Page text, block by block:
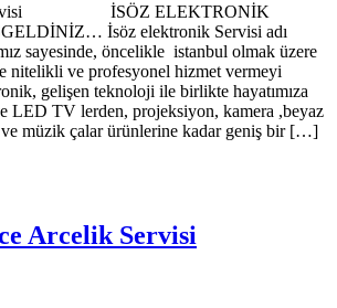
Servisi İSÖZ ELEKTRONİK
İsöz elektronik Servisi adı
sayesinde, öncelikle istanbul olmak üzere
nitelikli ve profesyonel hizmet vermeyi
gelişen teknoloji ile birlikte hayatımıza
LED TV lerden, projeksiyon, kamera ,beyaz
müzik çalar ürünlerine kadar geniş bir […]
Arcelik Servisi